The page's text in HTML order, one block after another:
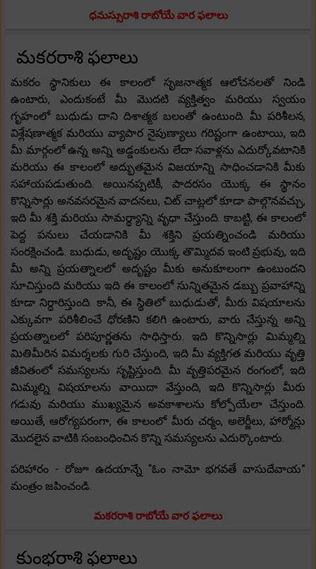
ధనుస్సురాశి రాబోయే వార ఫలాలు
మకరరాశి ఫలాలు
మకరం స్థానికులు ఈ కాలంలో సృజనాత్మక ఆలోచనలతో నిండి
ఉంటారు, ఎందుకంటే మీ మొదటి వ్యక్తిత్వం మరియు స్వయం
గృహంలో బుధుడు దాని దిశాత్మక బలంతో ఉంటుంది. మీ పరిశీలన,
విశ్లేషణాత్మక మరియు వ్యాపార నైపుణ్యాలు గరిష్టంగా ఉంటాయి, ఇది
మీ మార్గంలో ఉన్న అన్ని అడ్డంకులను లేదా సవాళ్లను ఎదుర్కోవటానికి
మరియు ఈ కాలంలో అద్భుతమైన విజయాన్ని సాధించడానికి మీకు
సహాయపడుతుంది. అయినప్పటికీ, పాదరసం యొక్క ఈ స్థానం
కొన్నిసార్లు అనవసరమైన వాదనలు, చిట్ చాట్లలో కూడా పాల్గొనవచ్చు,
ఇది మీ శక్తి మరియు సామర్థ్యాన్ని వృధా చేస్తుంది. కాబట్టి, ఈ కాలంలో
పెద్ద పనులు చేయడానికి మీ శక్తిని ప్రయత్నించండి మరియు
సంరక్షించండి. బుధుడు, అదృష్టం యొక్క తొమ్మిదవ ఇంటి ప్రభువు, ఇది
మీ అన్ని ప్రయత్నాలలో అదృష్టం మీకు అనుకూలంగా ఉంటుందని
సూచిస్తుంది మరియు ఇది ఈ కాలంలో సున్నితమైన డబ్బు ప్రవాహాన్ని
కూడా నిర్ధారిస్తుంది. కానీ, ఈ స్థితిలో బుధుడుతో, మీరు విషయాలను
ఎక్కువగా పరిశీలించే ధోరణిని కలిగి ఉంటారు, వారు చేస్తున్న అన్ని
ప్రయత్నాలలో పరిపూర్ణతను సాధిస్తారు. ఇది కొన్నిసార్లు మిమ్మల్ని
మితిమీరిన విమర్శలకు గురి చేస్తుంది, ఇది మీ వ్యక్తిగత మరియు వృత్తి
జీవితంలో సమస్యలను సృష్టిస్తుంది. మీ వృత్తిపరమైన రంగంలో, ఇది
మిమ్మల్ని విషయాలను వాయిదా వేస్తుంది, ఇది కొన్నిసార్లు మీరు
గడువు మరియు ముఖ్యమైన అవకాశాలను కోల్పోయేలా చేస్తుంది.
అయితే, ఆరోగ్యపరంగా, ఈ కాలంలో మీరు చర్మం, అలెర్జీలు, హార్మోన్లు
మొదలైన వాటికి సంబంధించిన కొన్ని సమస్యలను ఎదుర్కొంటారు.
పరిహారం - రోజూ ఉదయాన్నే “ఓం నామో భగవతే వాసుదేవాయ”
మంత్రం జపించండి.
మకరరాశి రాబోయే వార ఫలాలు
కుంభరాశి ఫలాలు